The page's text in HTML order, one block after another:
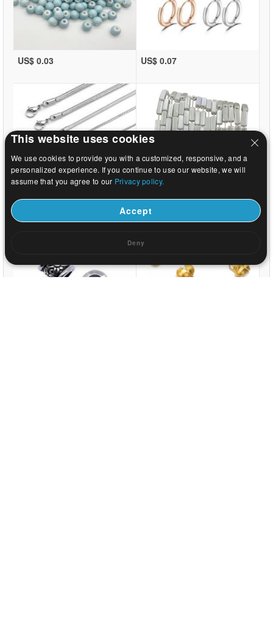
US$ 0.03 US$ 0.07
US$ 4.47
This website uses cookies
We use cookies to provide you with a customized, responsive, and a
personalized experience. If you continue to use our website, we will
assume that you agree to our Privacy policy.
Accept
Deny